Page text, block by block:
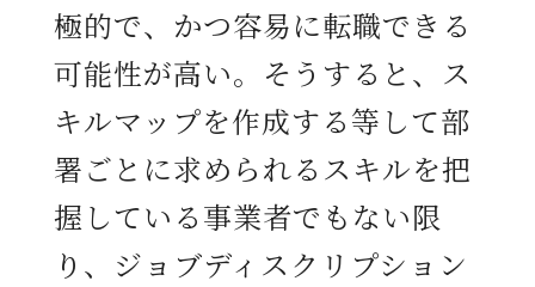
極的で、かつ容易に転職できる
可能性が高い。そうすると、ス
キルマップを作成する等して部
署ごとに求められるスキルを把
握している事業者でもない限
り、ジョブディスクリプション